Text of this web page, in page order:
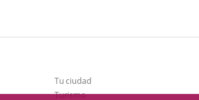
Tu ciudad
TurismoThis